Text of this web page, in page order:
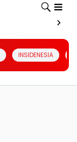
INSIDENESIA